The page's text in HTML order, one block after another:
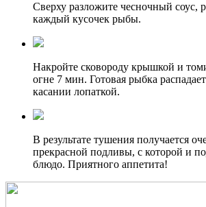
Сверху разложите чесночный соус,
каждый кусочек рыбы.
Накройте сковороду крышкой и
огне 7 мин. Готовая рыбка
касании лопаткой.
В результате тушения получается
прекрасной подливы, с которой и
блюдо. Приятного аппетита!